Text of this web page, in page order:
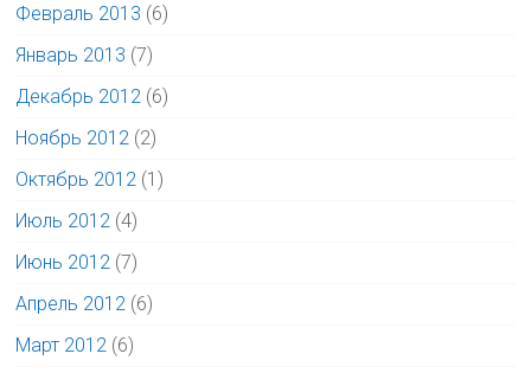
Февраль 2013 (6)
Январь 2013 (7)
Декабрь 2012 (6)
Ноябрь 2012 (2)
Октябрь 2012 (1)
Июль 2012 (4)
Июнь 2012 (7)
Апрель 2012 (6)
Март 2012 (6)